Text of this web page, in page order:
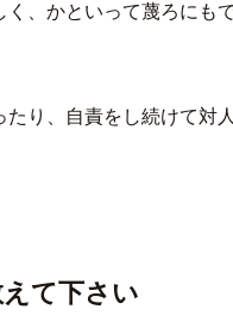
、かといって蔑ろにも
り、自責をし続けて
て下さい